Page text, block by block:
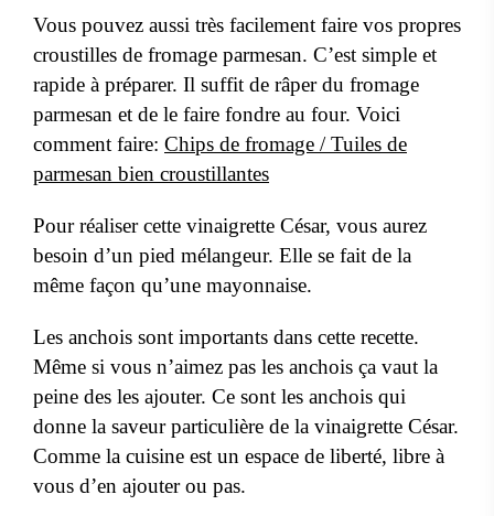
Vous pouvez aussi très facilement faire vos propres
croustilles de fromage parmesan. C’est simple et
rapide à préparer. Il suffit de râper du fromage
parmesan et de le faire fondre au four. Voici
comment faire: Chips de fromage / Tuiles de
parmesan bien croustillantes
Pour réaliser cette vinaigrette César, vous aurez
besoin d’un pied mélangeur. Elle se fait de la
même façon qu’une mayonnaise.
Les anchois sont importants dans cette recette.
Même si vous n’aimez pas les anchois ça vaut la
peine des les ajouter. Ce sont les anchois qui
donne la saveur particulière de la vinaigrette César.
Comme la cuisine est un espace de liberté, libre à
vous d’en ajouter ou pas.